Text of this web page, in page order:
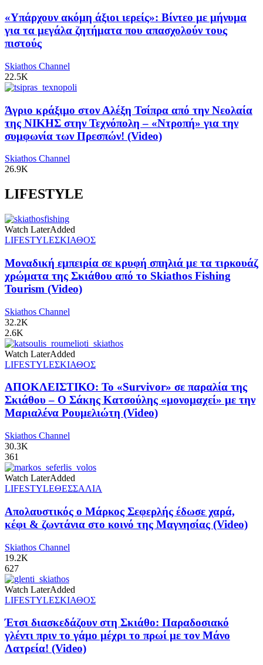
«Υπάρχουν ακόμη άξιοι ιερείς»: Βίντεο με μήνυμα
για τα μεγάλα ζητήματα που απασχολούν τους
πιστούς
Skiathos Channel
22.5K
Άγριο κράξιμο στον Αλέξη Τσίπρα από την Νεολαία
της ΝΙΚΗΣ στην Τεχνόπολη – «Ντροπή» για την
συμφωνία των Πρεσπών! (Video)
Skiathos Channel
26.9K
LIFESTYLE
Watch LaterAdded
LIFESTYLEΣΚΙΑΘΟΣ
Μοναδική εμπειρία σε κρυφή σπηλιά με τα τιρκουάζ
χρώματα της Σκιάθου από το Skiathos Fishing
Tourism (Video)
Skiathos Channel
32.2K
2.6K
Watch LaterAdded
LIFESTYLEΣΚΙΑΘΟΣ
ΑΠΟΚΛΕΙΣΤΙΚΟ: Το «Survivor» σε παραλία της
Σκιάθου – Ο Σάκης Κατσούλης «μονομαχεί» με την
Μαριαλένα Ρουμελιώτη (Video)
Skiathos Channel
30.3K
361
Watch LaterAdded
LIFESTYLEΘΕΣΣΑΛΙΑ
Απολαυστικός ο Μάρκος Σεφερλής έδωσε χαρά,
κέφι & ζωντάνια στο κοινό της Μαγνησίας (Video)
Skiathos Channel
19.2K
627
Watch LaterAdded
LIFESTYLEΣΚΙΑΘΟΣ
Έτσι διασκεδάζουν στη Σκιάθο: Παραδοσιακό
γλέντι πριν το γάμο μέχρι το πρωί με τον Μάνο
Λατρεία! (Video)